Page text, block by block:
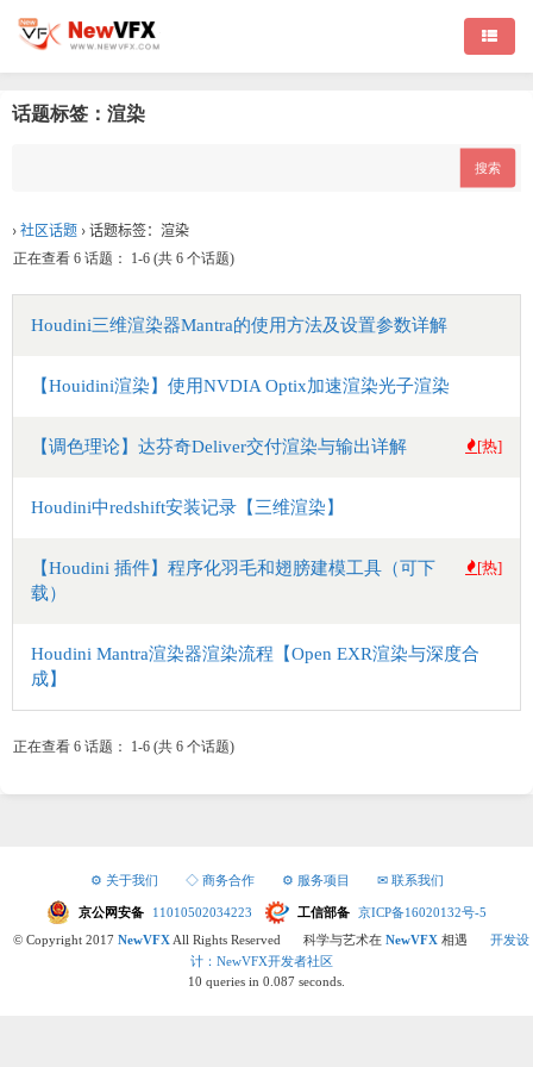
话题标签：渲染
› 社区话题 › 话题标签：渲染
正在查看 6 话题： 1-6 (共 6 个话题)
Houdini三维渲染器Mantra的使用方法及设置参数详解
【Houidini渲染】使用NVDIA Optix加速渲染光子渲染
[热]
【调色理论】达芬奇Deliver交付渲染与输出详解
Houdini中redshift安装记录【三维渲染】
[热]
【Houdini 插件】程序化羽毛和翅膀建模工具（可下
载）
Houdini Mantra渲染器渲染流程【Open EXR渲染与深度合
成】
正在查看 6 话题： 1-6 (共 6 个话题)
⚙ 关于我们 ◇ 商务合作 ⚙ 服务项目 ✉ 联系我们
京公网安备 11010502034223 工信部备 京ICP备16020132号-5
© Copyright 2017 NewVFX All Rights Reserved 科学与艺术在 NewVFX 相遇
开发设
计：NewVFX开发者社区
10 queries in 0.087 seconds.